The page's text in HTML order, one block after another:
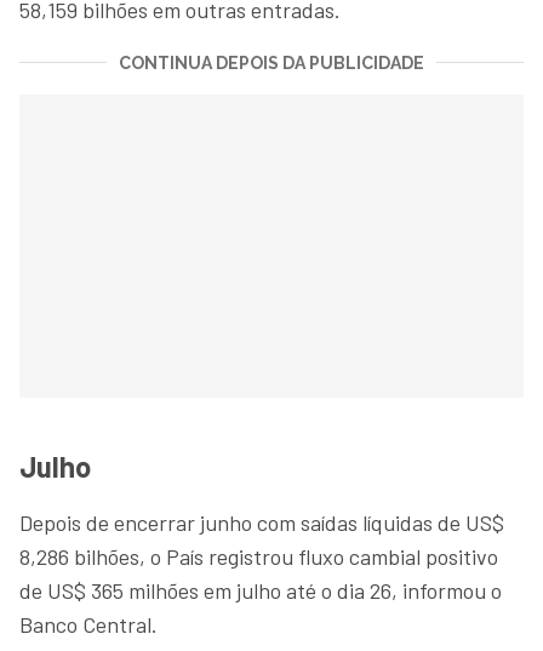
58,159 bilhões em outras entradas.
CONTINUA DEPOIS DA PUBLICIDADE
Julho
Depois de encerrar junho com saídas líquidas de US$
8,286 bilhões, o País registrou fluxo cambial positivo
de US$ 365 milhões em julho até o dia 26, informou o
Banco Central.